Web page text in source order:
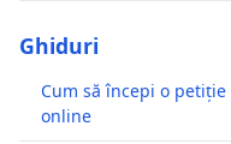
Ghiduri
Cum să începi o petiție
online